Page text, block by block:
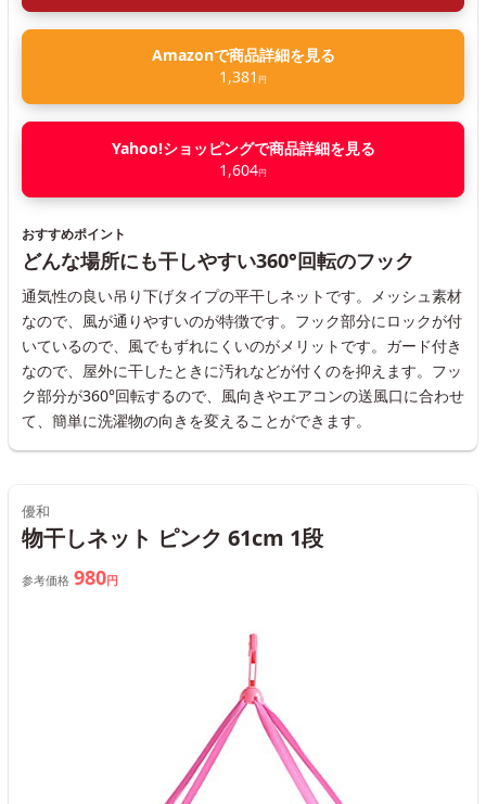
Amazonで商品詳細を見る
1,381 円
Yahoo!ショッピングで商品詳細を見る
1,604円
おすすめポイント
どんな場所にも干しやすい360°回転のフック
通気性の良い吊り下げタイプの平干しネットです。メッシュ素材
なので、風が通りやすいのが特徴です。フック部分にロックが付
いているので、風でもずれにくいのがメリットです。ガード付き
なので、屋外に干したときに汚れなどが付くのを抑えます。フッ
ク部分が360°回転するので、風向きやエアコンの送風口に合わせ
て、簡単に洗濯物の向きを変えることができます。
優和
物干しネット ピンク 61cm 1段
参考価格 980円